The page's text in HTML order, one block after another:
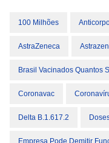
100 Milhões
AstraZeneca
Brasil Vacinados Quantos
Coronavac
Delta B.1.617.2
Empresa Pode Demitir